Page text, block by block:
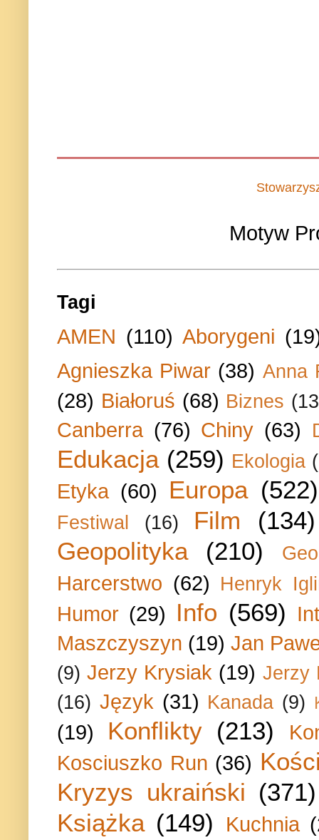
Motyw
Tagi
AMEN (110) Aborygeni
Agnieszka Piwar (38) Anna
(28) Białoruś (68) Biznes
Canberra (76) Chiny (63)
Edukacja (259) Ekologia
Etyka (60) Europa (522)
Festiwal (16) Film
(134)
Geopolityka
(210)
Harcerstwo (62) Henryk
Humor (29) Info (569)
Maszczyszyn (19) Jan
(9) Jerzy Krysiak (19) Jerzy
(16) Język (31) Kanada (9)
(19) Konflikty (213)
Kosciuszko Run (36)
Kryzys ukraiński (371)
Książka (149) Kuchnia